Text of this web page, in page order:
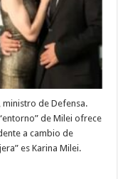
ministro de Defensa.
de Milei ofrece
a cambio de
es Karina Milei.